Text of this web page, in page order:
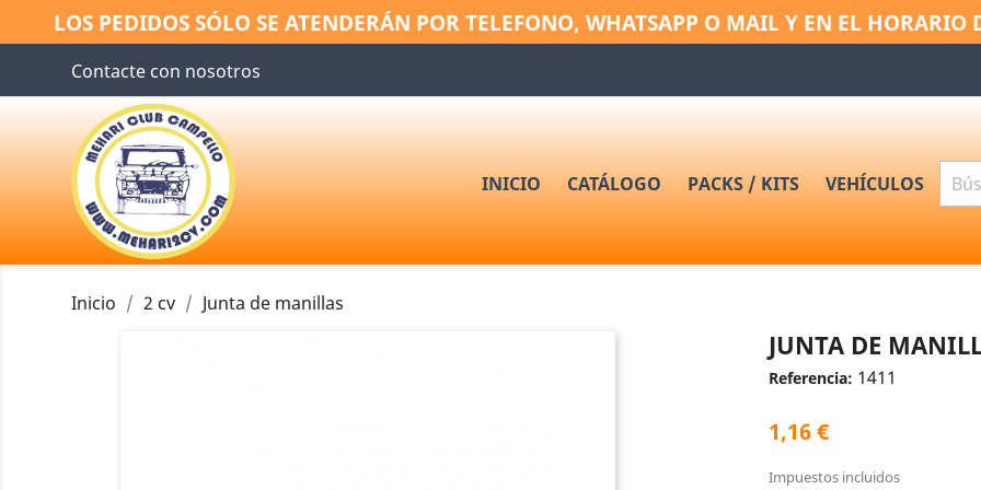
LOS PEDIDOS SÓLO SE ATENDERÁN POR TELEFONO, WHATSAPP O MAIL Y EN EL HORARIO
Contacte con nosotros
INICIO CATÁLOGO PACKS / KITS VEHÍCULOS
Inicio 2 cv Junta de manillas
JUNTA DE
Referencia: 1411
1,16 €
Impuestos incluidos